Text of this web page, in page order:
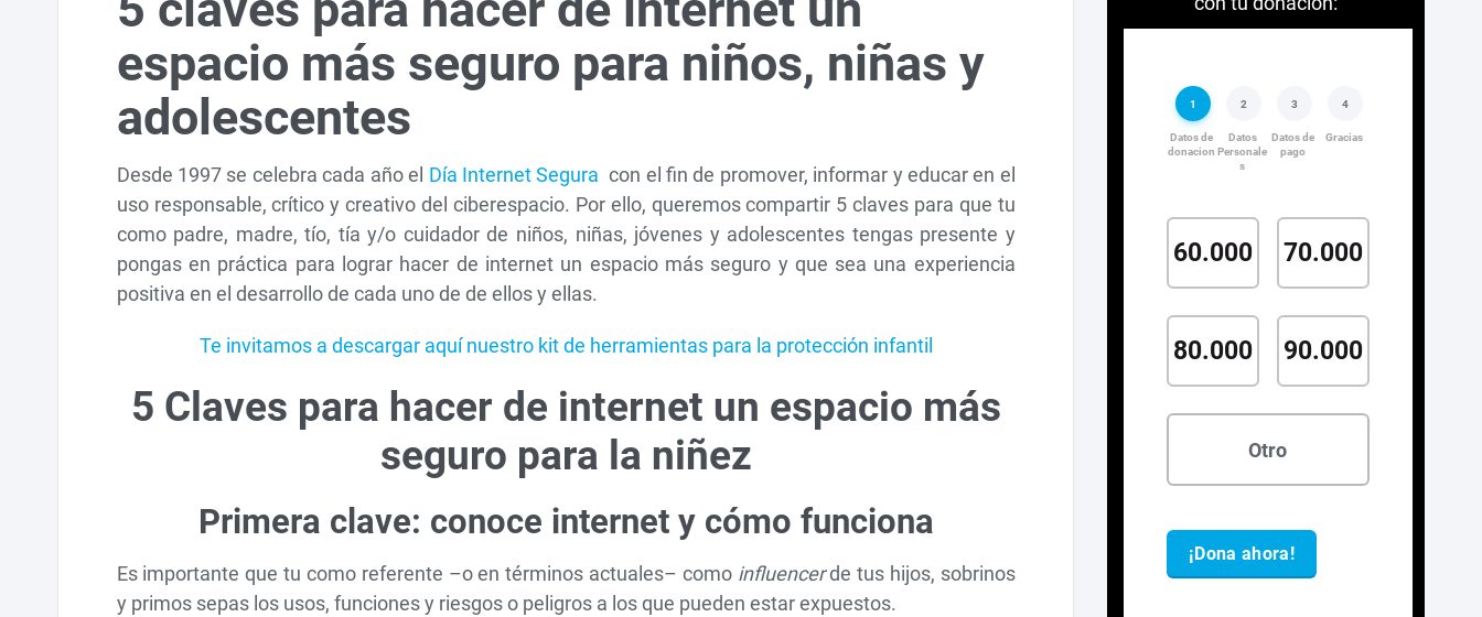
espacio más seguro para niños, niñas y
adolescentes
Desde 1997 se celebra cada año el Día Internet Segura con el fin de promover, informar y educar en el
uso responsable, crítico y creativo del ciberespacio. Por ello, queremos compartir 5 claves para que tu
como padre, madre, tío, tía y/o cuidador de niños, niñas, jóvenes y adolescentes tengas presente y
pongas en práctica para lograr hacer de internet un espacio más seguro y que sea una experiencia
positiva en el desarrollo de cada uno de de ellos y ellas.
Te invitamos a descargar aquí nuestro kit de herramientas para la protección infantil
5 Claves para hacer de internet un espacio más
seguro para la niñez
Primera clave: conoce internet y cómo funciona
Es importante que tu como referente –o en términos actuales– como influencerde tus hijos, sobrinos
y primos sepas los usos, funciones y riesgos o peligros a los que pueden estar expuestos.